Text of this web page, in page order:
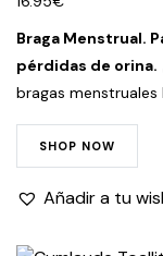
Braga Menstrual.
pérdidas de orina.
bragas menstruales
SHOP NOW
Añadir a tu